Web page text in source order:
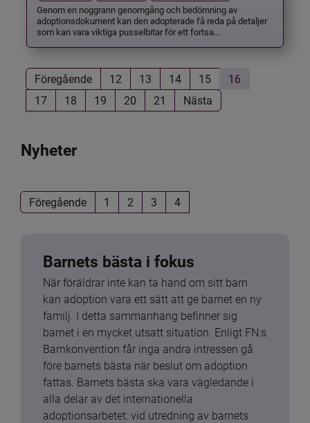
Genom en noggrann genomgång och bedömning av
adoptionsdokument kan den adopterade få reda på detaljer
som kan vara viktiga pusselbitar för ett fortsa...
Föregående 12 13 14 15
16
17
18 19 20 21 Nästa
Nyheter
Föregående 1 2 3 4
Barnets bästa i fokus
När föräldrar inte kan ta hand om sitt barn
kan adoption vara ett sätt att ge barnet en ny
familj. I detta sammanhang befinner sig
barnet i en mycket utsatt situation. Enligt FN:s
Barnkonvention får inga andra intressen gå
före barnets bästa när beslut om adoption
fattas. Barnets bästa ska vara vägledande i
alla delar av det internationella
adoptionsarbetet: vid utredning av barnets